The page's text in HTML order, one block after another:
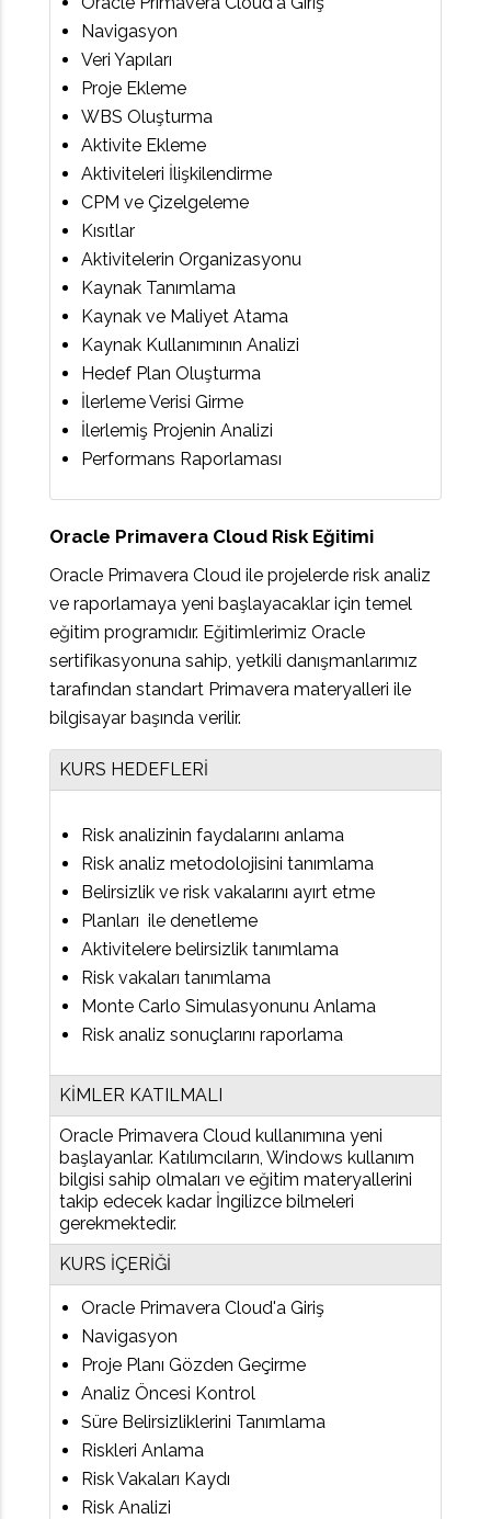
Navigasyon
Veri Yapıları
Proje Ekleme
WBS Oluşturma
Aktivite Ekleme
Aktiviteleri İlişkilendirme
CPM ve Çizelgeleme
Kısıtlar
Aktivitelerin Organizasyonu
Kaynak Tanımlama
Kaynak ve Maliyet Atama
Kaynak Kullanımının Analizi
Hedef Plan Oluşturma
İlerleme Verisi Girme
İlerlemiş Projenin Analizi
Performans Raporlaması
Oracle Primavera Cloud Risk Eğitimi
Oracle Primavera Cloud ile projelerde risk analiz
ve raporlamaya yeni başlayacaklar için temel
eğitim programıdır. Eğitimlerimiz Oracle
sertifikasyonuna sahip, yetkili danışmanlarımız
tarafından standart Primavera materyalleri ile
bilgisayar başında verilir.
KURS HEDEFLERİ
Risk analizinin faydalarını anlama
Risk analiz metodolojisini tanımlama
Belirsizlik ve risk vakalarını ayırt etme
Planları ile denetleme
Aktivitelere belirsizlik tanımlama
Risk vakaları tanımlama
Monte Carlo Simulasyonunu Anlama
Risk analiz sonuçlarını raporlama
KİMLER KATILMALI
Oracle Primavera Cloud kullanımına yeni
başlayanlar. Katılımcıların, Windows kullanım
bilgisi sahip olmaları ve eğitim materyallerini
takip edecek kadar İngilizce bilmeleri
gerekmektedir.
KURS İÇERİĞİ
Oracle Primavera Cloud'a Giriş
Navigasyon
Proje Planı Gözden Geçirme
Analiz Öncesi Kontrol
Süre Belirsizliklerini Tanımlama
Riskleri Anlama
Risk Vakaları Kaydı
Risk Analizi